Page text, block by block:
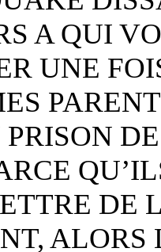
A QUI
UNE
DE
ALORS